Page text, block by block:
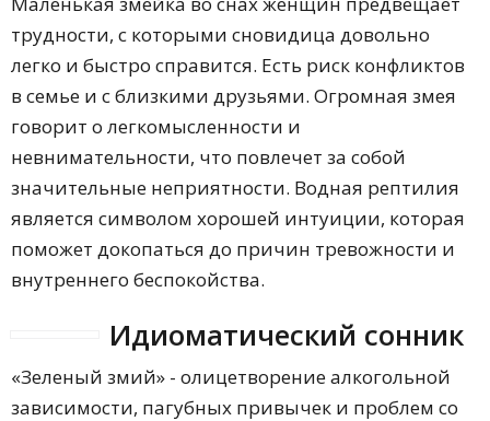
трудности, с которыми сновидица довольно
легко и быстро справится. Есть риск конфликтов
в семье и с близкими друзьями. Огромная змея
говорит о легкомысленности и
невнимательности, что повлечет за собой
значительные неприятности. Водная рептилия
является символом хорошей интуиции, которая
поможет докопаться до причин тревожности и
внутреннего беспокойства.
Идиоматический сонник
«Зеленый змий» - олицетворение алкогольной
зависимости, пагубных привычек и проблем со